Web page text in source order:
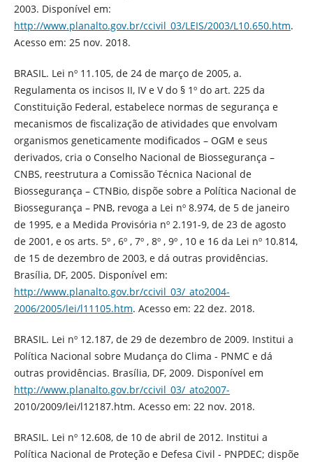
2003. Disponível em:
http://www.planalto.gov.br/ccivil_03/LEIS/2003/L10.650.htm.
Acesso em: 25 nov. 2018.
BRASIL. Lei nº 11.105, de 24 de março de 2005, a.
Regulamenta os incisos II, IV e V do § 1º do art. 225 da
Constituição Federal, estabelece normas de segurança e
mecanismos de fiscalização de atividades que envolvam
organismos geneticamente modificados – OGM e seus
derivados, cria o Conselho Nacional de Biossegurança –
CNBS, reestrutura a Comissão Técnica Nacional de
Biossegurança – CTNBio, dispõe sobre a Política Nacional de
Biossegurança – PNB, revoga a Lei nº 8.974, de 5 de janeiro
de 1995, e a Medida Provisória nº 2.191-9, de 23 de agosto
de 2001, e os arts. 5º , 6º , 7º , 8º , 9º , 10 e 16 da Lei nº 10.814,
de 15 de dezembro de 2003, e dá outras providências.
Brasília, DF, 2005. Disponível em:
http://www.planalto.gov.br/ccivil_03/_ato2004-
2006/2005/lei/l11105.htm. Acesso em: 22 dez. 2018.
BRASIL. Lei nº 12.187, de 29 de dezembro de 2009. Institui a
Política Nacional sobre Mudança do Clima - PNMC e dá
outras providências. Brasília, DF, 2009. Disponível em
http://www.planalto.gov.br/ccivil_03/_ato2007-
2010/2009/lei/l12187.htm. Acesso em: 22 nov. 2018.
BRASIL. Lei nº 12.608, de 10 de abril de 2012. Institui a
Política Nacional de Proteção e Defesa Civil - PNPDEC; dispõe